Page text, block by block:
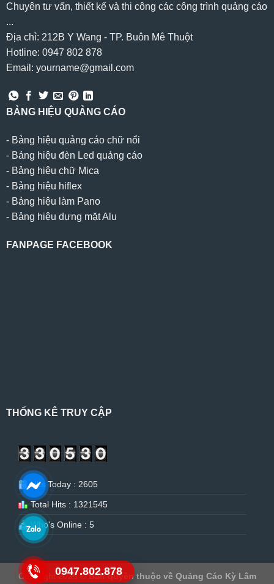
Chuyên tư vấn, thiết kế và thi công các công trình quảng cáo
...
Địa chỉ: 212B Y Wang - TP. Buôn Mê Thuột
Hotline: 0947 802 878
Email: yourname@gmail.com
BẢNG HIỆU QUẢNG CÁO
- Bảng hiệu quảng cáo chữ nổi
- Bảng hiệu đèn Led quảng cáo
- Bảng hiệu chữ Mica
- Bảng hiệu hiflex
- Bảng hiệu làm Pano
- Bảng hiệu dựng mặt Alu
FANPAGE FACEBOOK
THỐNG KÊ TRUY CẬP
Hits Today : 2605
Total Hits : 1321545
Who's Online : 5
Copyright 2026 ©Bản quyền thuộc về Quảng Cáo Kỳ Lâm
0947.802.878